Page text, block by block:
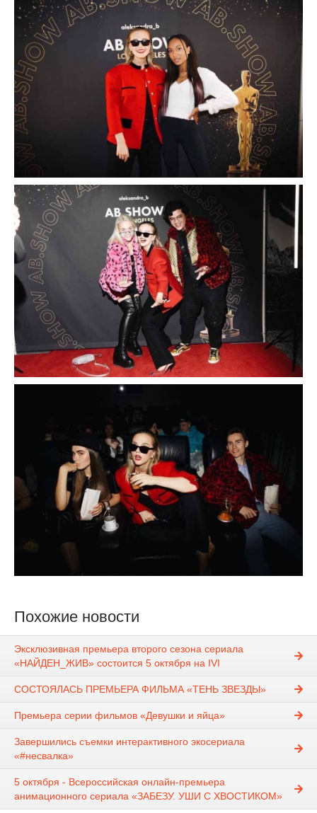
Похожие новости
Эксклюзивная премьера второго сезона сериала
«НАЙДЕН_ЖИВ» состоится 5 октября на IVI
СОСТОЯЛАСЬ ПРЕМЬЕРА ФИЛЬМА «ТЕНЬ ЗВЕЗДЫ»
Премьера серии фильмов «Девушки и яйца»
Завершились съемки интерактивного экосериала
«#несвалка»
5 октября - Всероссийская онлайн-премьера
анимационного сериала «ЗАБЕЗУ. УШИ С ХВОСТИКОМ»